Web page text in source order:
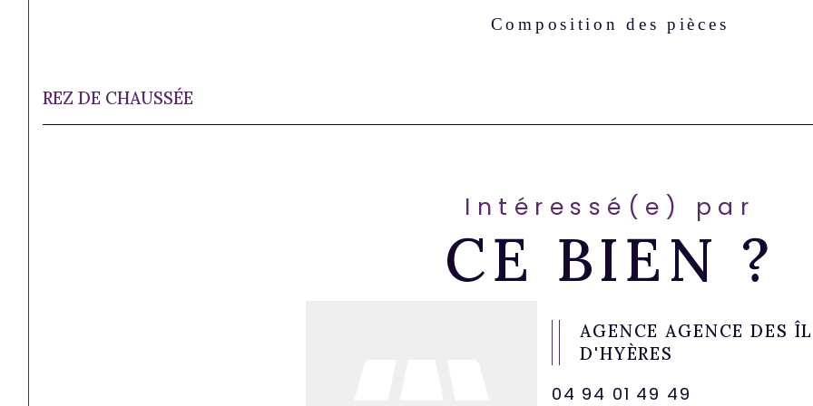
Composition des pièces
REZ DE CHAUSSÉE
Intéressé(e) par
CE BIEN ?
AGENCE AGENCE DES
D'HYÈRES
04 94 01 49 49